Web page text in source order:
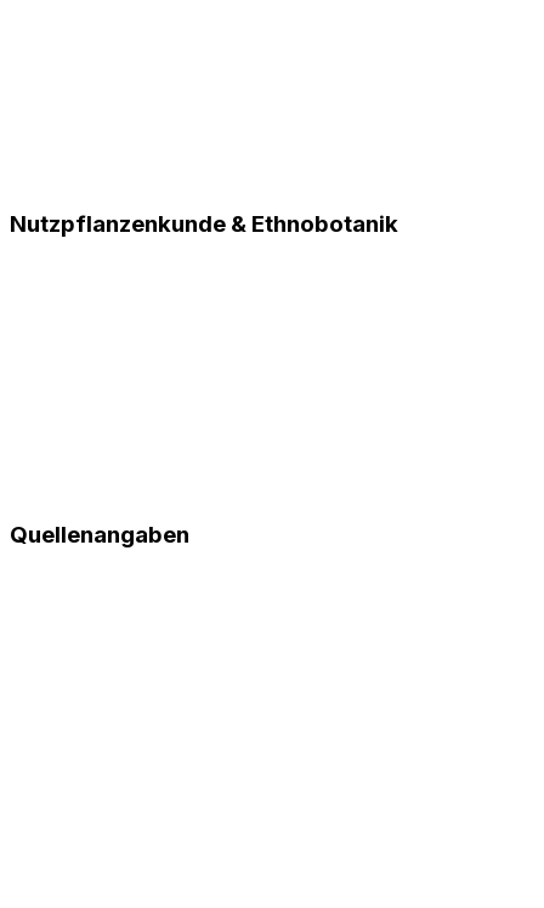
Nutzpflanzenkunde & Ethnobotanik
Quellenangaben